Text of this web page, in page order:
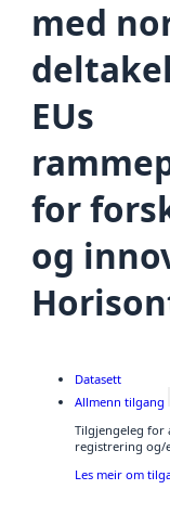
med
EUs
for
og
Datasett
Allmenn tilgang
Tilgjengeleg for
registrering og/
Les meir om